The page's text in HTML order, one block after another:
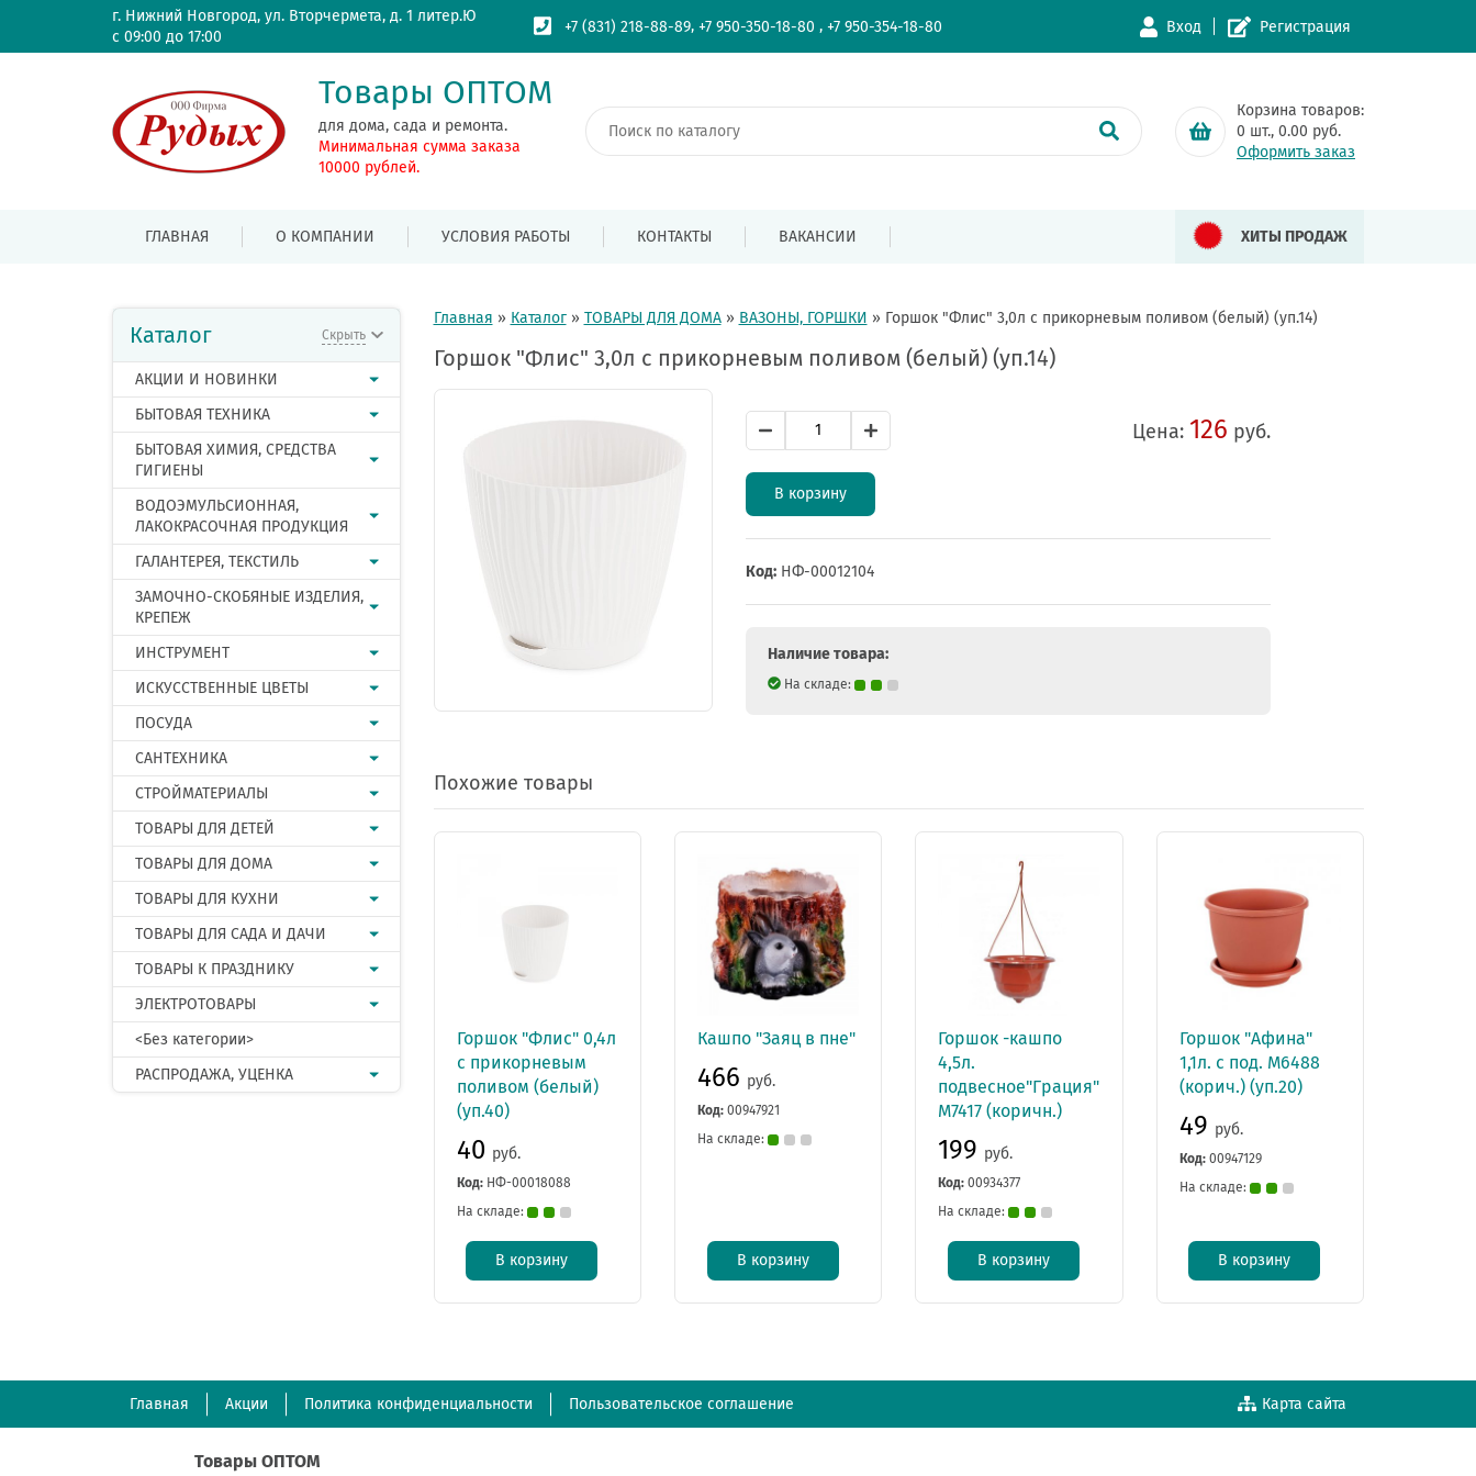
г. Нижний Новгород, ул. Вторчермета, д. 1 литер.Ю
с 09:00 до 17:00
+7 (831) 218-88-89,+7 950-350-18-80 ,+7 950-354-18-80 Вход Регистрация
Товары ОПТОМ
для дома, сада и ремонта.
Минимальная сумма заказа
10000 рублей.
Корзина товаров:
0 шт., 0.00 руб.
Оформить заказ
ГЛАВНАЯ О КОМПАНИИ УСЛОВИЯ РАБОТЫ КОНТАКТЫ ВАКАНСИИ ХИТЫ ПРОДАЖ
Каталог Скрыть
АКЦИИ И НОВИНКИ
БЫТОВАЯ ТЕХНИКА
БЫТОВАЯ ХИМИЯ, СРЕДСТВА
ГИГИЕНЫ
ВОДОЭМУЛЬСИОННАЯ,
ЛАКОКРАСОЧНАЯ ПРОДУКЦИЯ
ГАЛАНТЕРЕЯ, ТЕКСТИЛЬ
ЗАМОЧНО-СКОБЯНЫЕ ИЗДЕЛИЯ,
КРЕПЕЖ
ИНСТРУМЕНТ
ИСКУССТВЕННЫЕ ЦВЕТЫ
ПОСУДА
САНТЕХНИКА
СТРОЙМАТЕРИАЛЫ
ТОВАРЫ ДЛЯ ДЕТЕЙ
ТОВАРЫ ДЛЯ ДОМА
ТОВАРЫ ДЛЯ КУХНИ
ТОВАРЫ ДЛЯ САДА И ДАЧИ
ТОВАРЫ К ПРАЗДНИКУ
ЭЛЕКТРОТОВАРЫ
<Без категории>
РАСПРОДАЖА, УЦЕНКА
Главная » Каталог» ТОВАРЫ ДЛЯ ДОМА» ВАЗОНЫ, ГОРШКИ » Горшок "Флис" 3,0л с прикорневым поливом (белый) (уп.14)
Горшок "Флис" 3,0л с прикорневым поливом (белый) (уп.14)
Цена: 126 руб.
В корзину
Код:НФ-00012104
Наличие товара:
На складе:
Похожие товары
Горшок "Флис" 0,4л
с прикорневым
поливом (белый)
(уп.40)
40 руб.
Код: НФ-00018088
На складе:
В корзину
Кашпо "Заяц в пне"
466 руб.
Код: 00947921
На складе:
В корзину
Горшок -кашпо
4,5л.
подвесное"Грация"
М7417 (коричн.)
199 руб.
Код:00934377
На складе:
В корзину
Горшок "Афина"
1,1л. с под. М6488
(корич.) (уп.20)
49 руб.
Код: 00947129
На складе:
В корзину
Главная Акции Политика конфиденциальности Пользовательское соглашение Карта сайта
Товары ОПТОМ